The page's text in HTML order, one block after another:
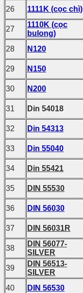
26 1111K (cọc chì)
27
1110K (cọc
bulong)
28 N120
29 N150
30 N200
31 Din 54018
32 Din 54313
33 Din 55040
34 Din 55421
35 DIN 55530
36 DIN 56030
37 DIN 56031R
38
DIN 56077-
SILVER
39
DIN 56513-
SILVER
40 DIN 56530